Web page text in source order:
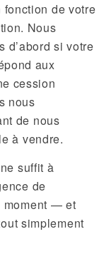
fonction de votre
Nous
d’abord si votre
aux
cession
nous
de nous
à vendre.
suffit à
de
moment — et
simplement